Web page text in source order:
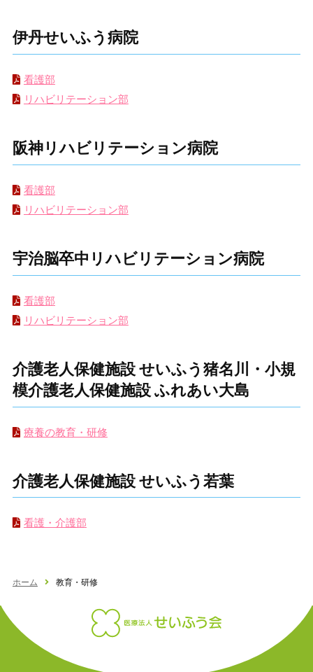
伊丹せいふう病院
看護部
リハビリテーション部
阪神リハビリテーション病院
看護部
リハビリテーション部
宇治脳卒中リハビリテーション病院
看護部
リハビリテーション部
介護老人保健施設 せいふう猪名川・小規
模介護老人保健施設 ふれあい大島
療養の教育・研修
介護老人保健施設 せいふう若葉
看護・介護部
ホーム 教育・研修